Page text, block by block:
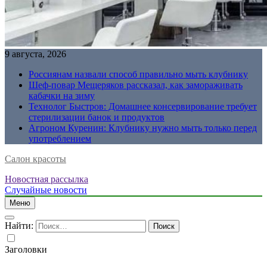
9 августа, 2026
Россиянам назвали способ правильно мыть клубнику
Шеф-повар Мещеряков рассказал, как замораживать
кабачки на зиму
Технолог Быстров: Домашнее консервирование требует
стерилизации банок и продуктов
Агроном Куренин: Клубнику нужно мыть только перед
употреблением
Салон красоты
Новостная рассылка
Случайные новости
Меню
Найти:
Заголовки